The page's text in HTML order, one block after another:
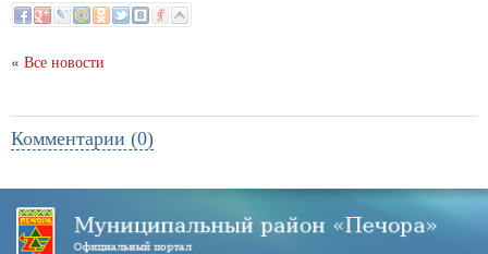
« Все новости
Комментарии (0)